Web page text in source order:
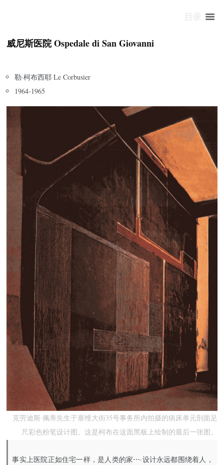
威尼斯医院 Ospedale di San Giovanni
勒·柯布西耶 Le Corbusier
1964-1965
克劳迪斯·佩蒂先生于塞维大街35号事务所内拍摄的病床单元剖面足
尺彩色粉笔设计图。这是柯布在这面黑板上绘制的最后一张图。
事实上医院正如住宅一样，是人类的家⋯·设计永远都围绕着人，